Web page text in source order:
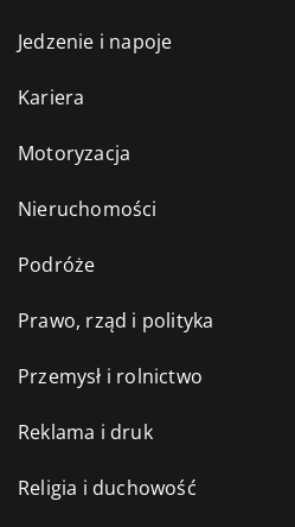
Jedzenie i napoje
Kariera
Motoryzacja
Nieruchomości
Podróże
Prawo, rząd i polityka
Przemysł i rolnictwo
Reklama i druk
Religia i duchowość